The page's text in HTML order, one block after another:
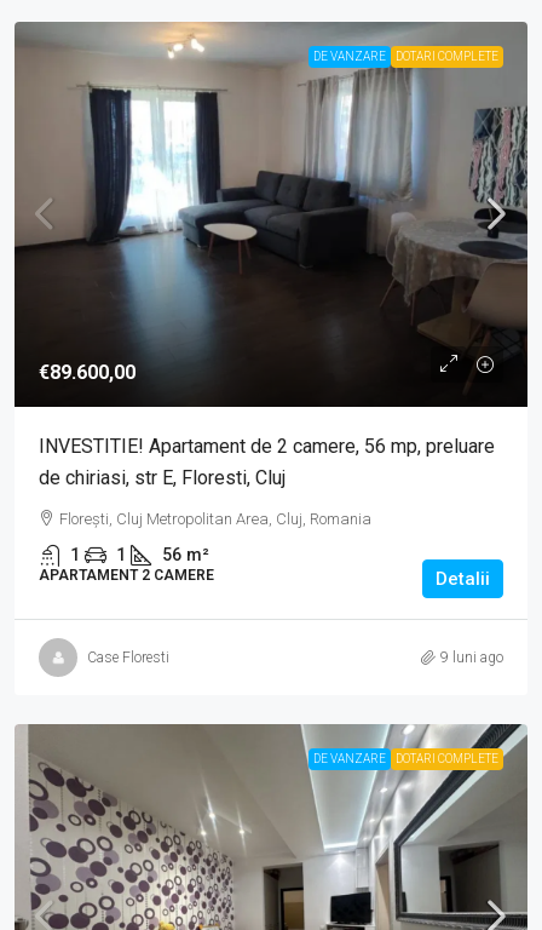
DE VANZARE DOTARI COMPLETE
€89.600,00
INVESTITIE! Apartament de 2 camere, 56 mp, preluare
de chiriasi, str E, Floresti, Cluj
Florești, Cluj Metropolitan Area, Cluj, Romania
1 1 56 m²
APARTAMENT 2 CAMERE Detalii
Case Floresti 9 luni ago
DE VANZARE DOTARI COMPLETE